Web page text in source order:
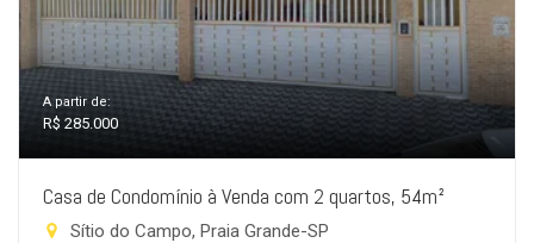
A partir de:
R$ 285.000
Casa de Condomínio à Venda com 2 quartos, 54m²
Sítio do Campo, Praia Grande-SP